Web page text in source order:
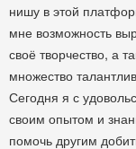
нишу в этой
мне возможность
своё творчество, а
множество
Сегодня я с
своим опытом и
помочь другим